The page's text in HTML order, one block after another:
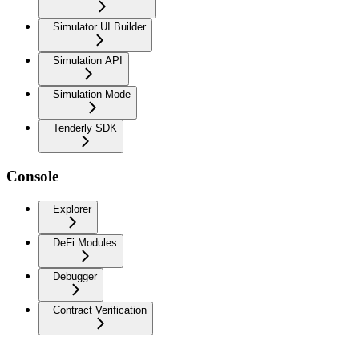
Simulator UI Builder
Simulation API
Simulation Mode
Tenderly SDK
Console
Explorer
DeFi Modules
Debugger
Contract Verification